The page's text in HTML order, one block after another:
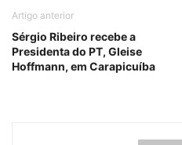
Artigo anterior
Sérgio Ribeiro recebe a
Presidenta do PT, Gleise
Hoffmann, em Carapicuíba